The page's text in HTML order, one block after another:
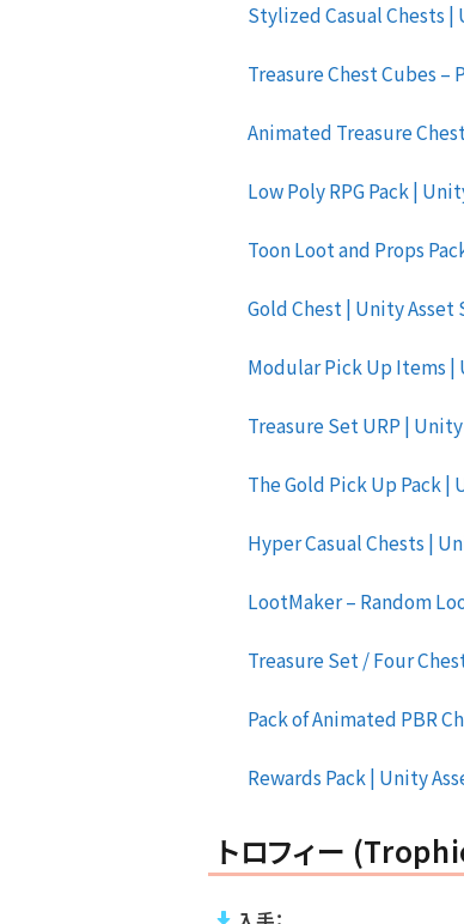
Stylized Casual Chests
Treasure Chest Cubes
Animated Treasure
Low Poly RPG Pack |
Toon Loot and Props
Gold Chest | Unity
Modular Pick Up Items
Treasure Set URP |
The Gold Pick Up Pack
Hyper Casual Chests |
LootMaker – Random
Treasure Set / Four
Pack of Animated PBR
Rewards Pack | Unity
トロフィー